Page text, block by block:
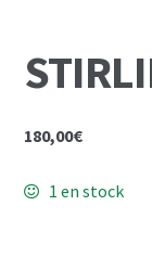
Panier
180,00€
1 en stock